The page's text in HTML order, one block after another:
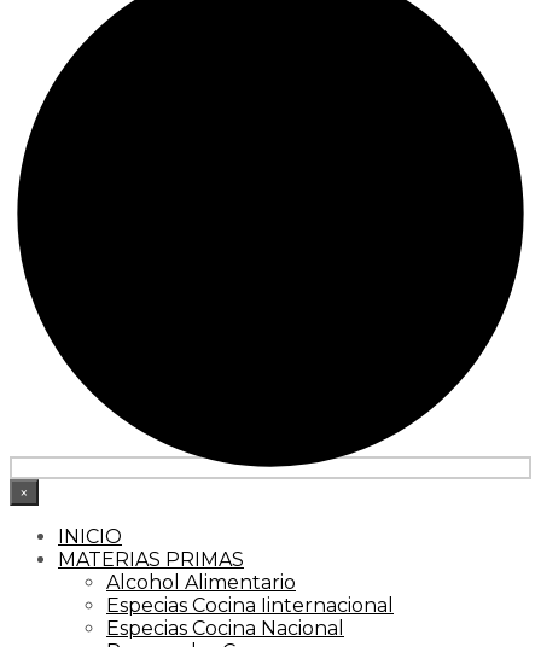
×
INICIO
MATERIAS PRIMAS
Alcohol Alimentario
Especias Cocina Iinternacional
Especias Cocina Nacional